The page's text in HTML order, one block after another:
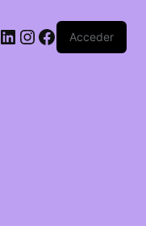
LinkedIn
Instagram
Facebook
Acceder